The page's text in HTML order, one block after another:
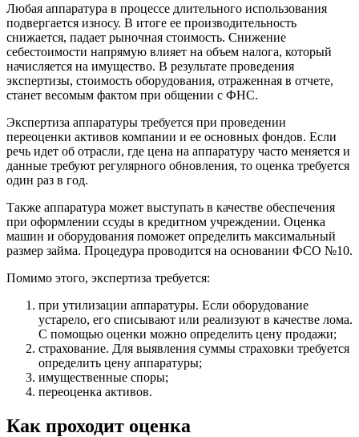
Любая аппаратура в процессе длительного использования
подвергается износу. В итоге ее производительность
снижается, падает рыночная стоимость. Снижение
себестоимости напрямую влияет на объем налога, который
начисляется на имущество. В результате проведения
экспертизы, стоимость оборудования, отраженная в отчете,
станет весомым фактом при общении с ФНС.
Экспертиза аппаратуры требуется при проведении
переоценки активов компании и ее основных фондов. Если
речь идет об отрасли, где цена на аппаратуру часто меняется и
данные требуют регулярного обновления, то оценка требуется
один раз в год.
Также аппаратура может выступать в качестве обеспечения
при оформлении ссуды в кредитном учреждении. Оценка
машин и оборудования поможет определить максимальный
размер займа. Процедура проводится на основании ФСО №10.
Помимо этого, экспертиза требуется:
при утилизации аппаратуры. Если оборудование
устарело, его списывают или реализуют в качестве лома.
С помощью оценки можно определить цену продажи;
страхование. Для выявления суммы страховки требуется
определить цену аппаратуры;
имущественные споры;
переоценка активов.
Как проходит оценка